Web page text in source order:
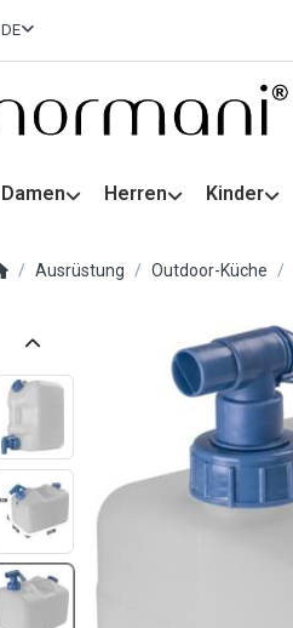
DE
Damen Herren Kinder
Ausrüstung Outdoor-Küche